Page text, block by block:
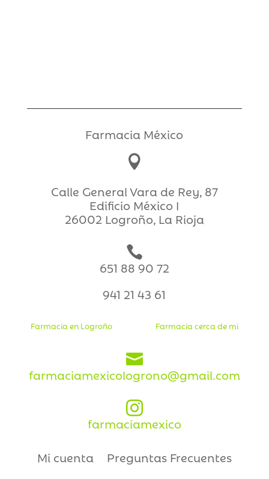
Farmacia México

Calle General Vara de Rey, 87
Edificio México I
26002 Logroño, La Rioja

651 88 90 72
941 21 43 61
Farmacia en Logroño Farmacia cerca de mi

farmaciamexicologrono@gmail.com

farmaciamexico
Mi cuenta Preguntas Frecuentes